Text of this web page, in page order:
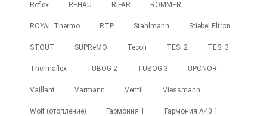
Reflex REHAU RIFAR ROMMER
ROYAL Thermo RTP Stahlmann Stiebel Eltron
STOUT SUPReMO Tecofi TESI 2 TESI 3
Thermaflex TUBOG 2 TUBOG 3 UPONOR
Vaillant Varmann Ventil Viessmann
Wolf (отопление) Гармония 1 Гармония А40 1